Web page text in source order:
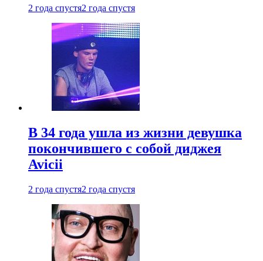
2 года спустя2 года спустя
В 34 года ушла из жизни девушка
покончившего с собой диджея
Avicii
2 года спустя2 года спустя